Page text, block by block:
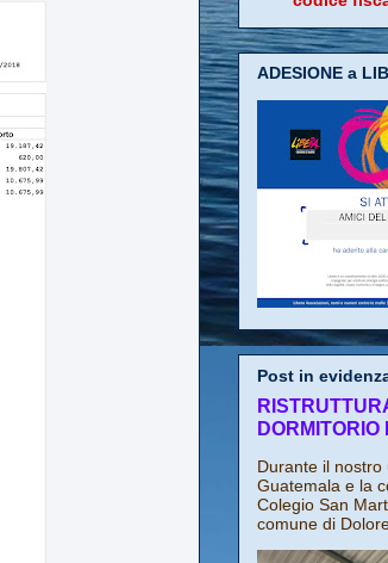
ADESIONE a
Post in
Durante il nostro
Guatemala e la
Colegio San
comune di